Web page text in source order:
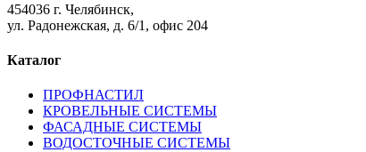
454036 г. Челябинск,
ул. Радонежская, д. 6/1, офис 204
Каталог
ПРОФНАСТИЛ
КРОВЕЛЬНЫЕ СИСТЕМЫ
ФАСАДНЫЕ СИСТЕМЫ
ВОДОСТОЧНЫЕ СИСТЕМЫ